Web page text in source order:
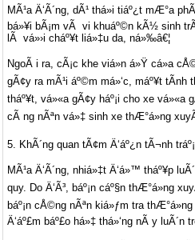
MÃ¹a Ä‘Ã´ng, dÃ¹ thá»i tiáº¿t mÆ°a
bá»¥i bÃ¡m vÃ vi khuáº©n kÃ½ sinh
lÃ vá»›i cháº¥t liá»‡u da, ná»‰â€¦
NgoÃ i ra, cÃ¡c khe viá»n á»Ÿ cá»­a
gÃ¢y ra mÃ¹i áº©m má»‘c, máº¥t
tháº¥t, vá»«a gÃ¢y háº¡i cho xe vá»«a
cÃ ng nÃªn vá»‡ sinh xe thÆ°á»ng
5. KhÃ´ng quan tÃ¢m Ä‘áº¿n tÃ¬nh
MÃ¹a Ä‘Ã´ng, nhiá»‡t Ä‘á»™ tháº¥p
quy. Do Ä‘Ã³, báº¡n cáº§n thÆ°á»ng
báº¡n cÅ©ng nÃªn kiá»ƒm tra
Ä‘áº£m báº£o há»‡ thá»‘ng nÃ y luÃ´n